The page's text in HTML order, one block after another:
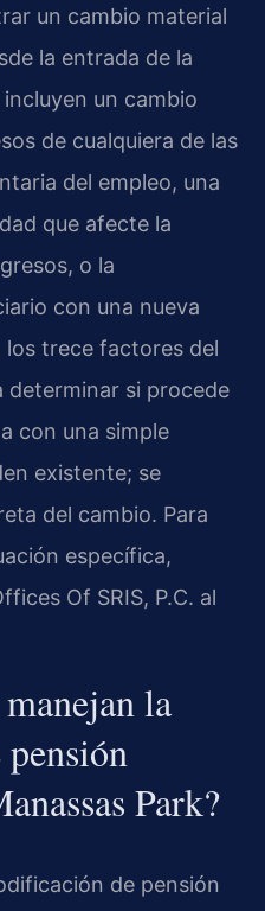
un cambio material
la entrada de la
un cambio
de cualquiera de las
del empleo, una
que afecte la
o la
con una nueva
los trece factores del
determinar si procede
con una simple
existente; se
del cambio. Para
específica,
Of SRIS, P.C. al
la
Park?
de pensión